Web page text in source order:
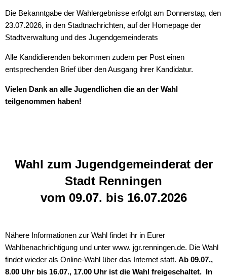
Die Bekanntgabe der Wahlergebnisse erfolgt am Donnerstag, den
23.07.2026, in den Stadtnachrichten, auf der Homepage der
Stadtverwaltung und des Jugendgemeinderats
Alle Kandidierenden bekommen zudem per Post einen
entsprechenden Brief über den Ausgang ihrer Kandidatur.
Vielen Dank an alle Jugendlichen die an der Wahl
teilgenommen haben!
Wahl zum Jugendgemeinderat der
Stadt Renningen
vom 09.07. bis 16.07.2026
Nähere Informationen zur Wahl findet ihr in Eurer
Wahlbenachrichtigung und unter www. jgr.renningen.de. Die Wahl
findet wieder als Online-Wahl über das Internet statt. Ab 09.07.,
8.00 Uhr bis 16.07., 17.00 Uhr ist die Wahl freigeschaltet. In